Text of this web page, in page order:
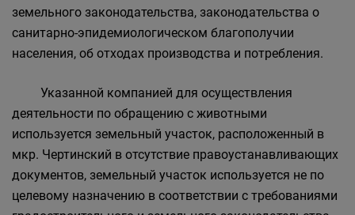
земельного законодательства, законодательства о
санитарно-эпидемиологическом благополучии
населения, об отходах производства и потребления.
Указанной компанией для осуществления
деятельности по обращению с животными
используется земельный участок, расположенный в
мкр. Чертинский в отсутствие правоустанавливающих
документов, земельный участок используется не по
целевому назначению в соответствии с требованиями